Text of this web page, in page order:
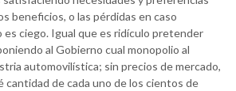
beneficios, o las pérdidas en caso
es ciego. Igual que es ridículo pretender
al Gobierno cual monopolio al
automovilística; sin precios de mercado,
cantidad de cada uno de los cientos de